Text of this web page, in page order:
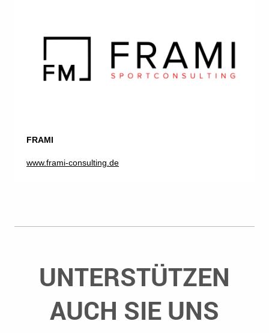
FRAMI
www.frami-consulting.de
UNTERSTÜTZEN
AUCH SIE UNS